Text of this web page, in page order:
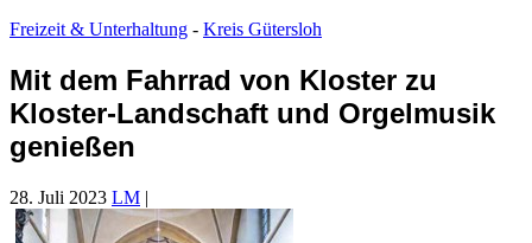
Freizeit & Unterhaltung - Kreis Gütersloh
Mit dem Fahrrad von Kloster zu
Kloster-Landschaft und Orgelmusik
genießen
28. Juli 2023 LM |